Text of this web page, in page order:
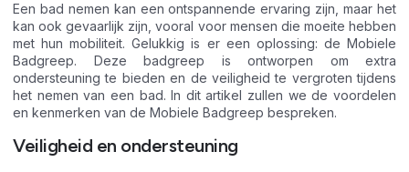
Een bad nemen kan een ontspannende ervaring zijn, maar het
kan ook gevaarlijk zijn, vooral voor mensen die moeite hebben
met hun mobiliteit. Gelukkig is er een oplossing: de Mobiele
Badgreep. Deze badgreep is ontworpen om extra
ondersteuning te bieden en de veiligheid te vergroten tijdens
het nemen van een bad. In dit artikel zullen we de voordelen
en kenmerken van de Mobiele Badgreep bespreken.
Veiligheid en ondersteuning